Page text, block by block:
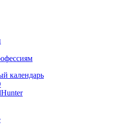
календарь